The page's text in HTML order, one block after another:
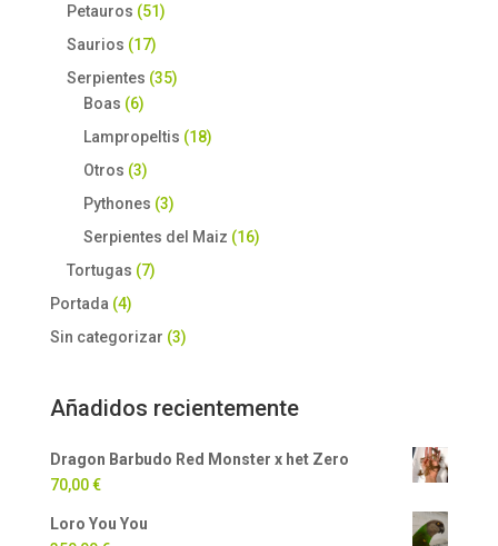
Petauros (51)
Saurios (17)
Serpientes (35)
Boas (6)
Lampropeltis (18)
Otros (3)
Pythones (3)
Serpientes del Maiz (16)
Tortugas (7)
Portada (4)
Sin categorizar (3)
Añadidos recientemente
Dragon Barbudo Red Monster x het Zero
70,00€
Loro You You